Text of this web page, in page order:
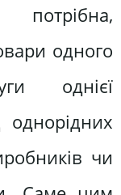
потрібна,
одного
однієї
однорідних
чи